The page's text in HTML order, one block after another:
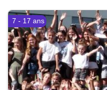
7 - 17 ans